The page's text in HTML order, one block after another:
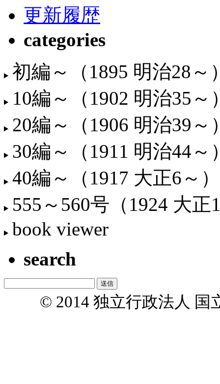
更新履歴
categories
初編～（1895 明治28～
10編～（1902 明治35～
20編～（1906 明治39～
30編～（1911 明治44～
40編～（1917 大正6～）
555～560号（1924 大正
book viewer
search
© 2014 独立行政法人 国